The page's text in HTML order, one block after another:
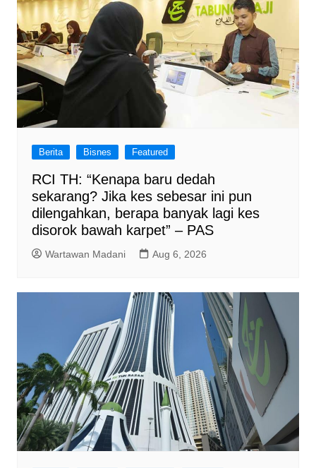
Berita Bisnes Featured
RCI TH: “Kenapa baru dedah
sekarang? Jika kes sebesar ini pun
dilengahkan, berapa banyak lagi kes
disorok bawah karpet” – PAS
Wartawan Madani Aug 6, 2026